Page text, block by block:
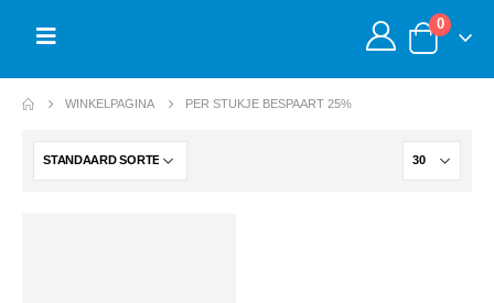
0
WINKELPAGINA PER STUKJE BESPAART 25%